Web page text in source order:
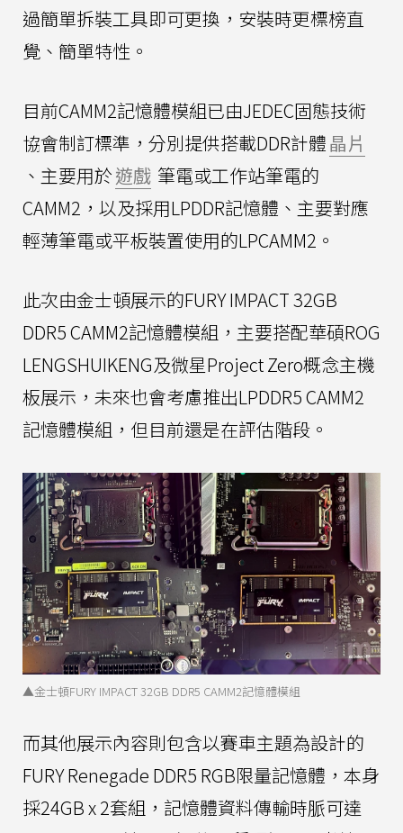
過簡單拆裝工具即可更換，安裝時更標榜直
覺、簡單特性。
目前CAMM2記憶體模組已由JEDEC固態技術
協會制訂標準，分別提供搭載DDR計體晶片
、主要用於遊戲 筆電或工作站筆電的
CAMM2，以及採用LPDDR記憶體、主要對應
輕薄筆電或平板裝置使用的LPCAMM2。
此次由金士頓展示的FURY IMPACT 32GB
DDR5 CAMM2記憶體模組，主要搭配華碩ROG
LENGSHUIKENG及微星Project Zero概念主機
板展示，未來也會考慮推出LPDDR5 CAMM2
記憶體模組，但目前還是在評估階段。
▲金士頓FURY IMPACT 32GB DDR5 CAMM2記憶體模組
而其他展示內容則包含以賽車主題為設計的
FURY Renegade DDR5 RGB限量記憶體，本身
採24GB x 2套組，記憶體資料傳輸時脈可達